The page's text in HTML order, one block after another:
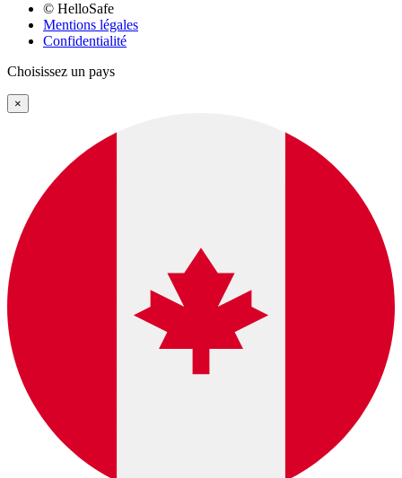
© HelloSafe
Mentions légales
Confidentialité
Choisissez un pays
×